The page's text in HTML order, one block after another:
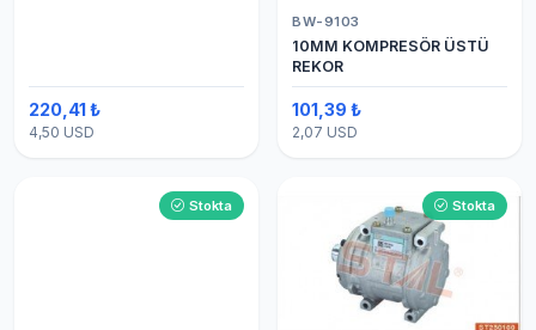
220,41 ₺
4,50 USD
BW-9103
10MM KOMPRESÖR ÜSTÜ
REKOR
101,39 ₺
2,07 USD
Stokta Stokta